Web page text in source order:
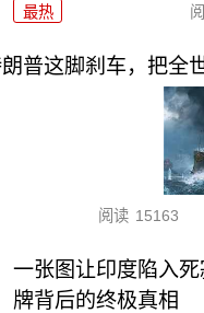
最热
普这脚刹车，把全
阅读 15163
一张图让印度陷入
牌背后的终极真相